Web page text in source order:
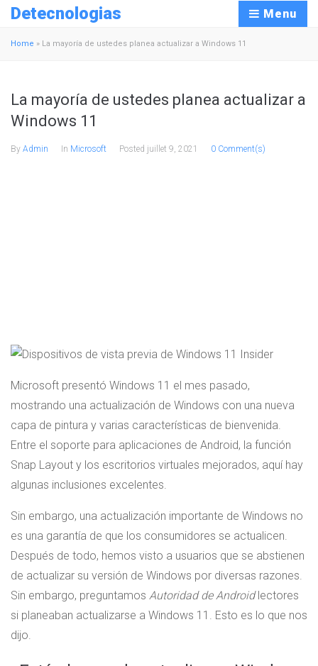
Detecnologias Menu
Home » La mayoría de ustedes planea actualizar a Windows 11
La mayoría de ustedes planea actualizar a
Windows 11
By Admin In Microsoft Posted juillet 9, 2021 0 Comment(s)
Microsoft presentó Windows 11 el mes pasado,
mostrando una actualización de Windows con una nueva
capa de pintura y varias características de bienvenida.
Entre el soporte para aplicaciones de Android, la función
Snap Layout y los escritorios virtuales mejorados, aquí hay
algunas inclusiones excelentes.
Sin embargo, una actualización importante de Windows no
es una garantía de que los consumidores se actualicen.
Después de todo, hemos visto a usuarios que se abstienen
de actualizar su versión de Windows por diversas razones.
Sin embargo, preguntamos Autoridad de Androidlectores
si planeaban actualizarse a Windows 11. Esto es lo que nos
dijo.